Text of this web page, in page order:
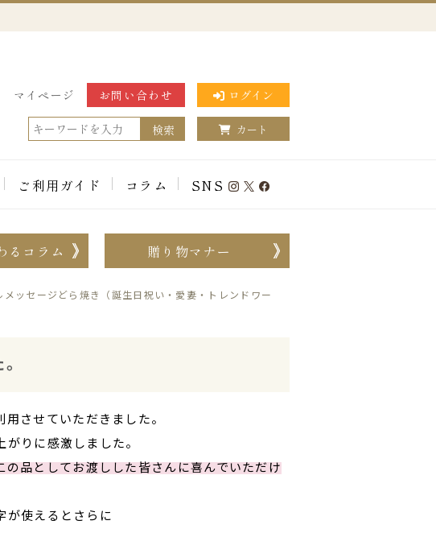
マイページ お問い合わせ ログイン
検索 カート
ご利用ガイド コラム SNS
るコラム 贈り物マナー
メッセージどら焼き（誕生日祝い・愛妻・トレンドワー
用させていただきました。
りに感激しました。
の品としてお渡しした皆さんに喜んでいただけ
使えるとさらに